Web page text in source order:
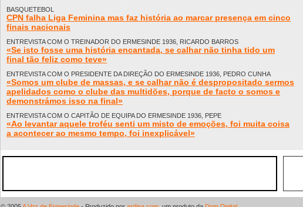
BASQUETEBOL
CPN falha Liga Feminina mas faz história ao marcar presença em cinco
finais nacionais
ENTREVISTA COM O TREINADOR DO ERMESINDE 1936, RICARDO BARROS
«Se isto fosse uma história encantada, se calhar não tinha tido um
final tão feliz como teve»
ENTREVISTA COM O PRESIDENTE DA DIREÇÃO DO ERMESINDE 1936, PEDRO CUNHA
«Somos um clube de massas, e se calhar não é despropositado sermos
apelidados como o clube das multidões, porque de facto o somos e
demonstrámos isso na final»
ENTREVISTA COM O CAPITÃO DE EQUIPA DO ERMESINDE 1936, PEPE
«Ao levantar aquele troféu senti um misto de emoções, foi muita coisa
a acontecer ao mesmo tempo, foi inexplicável»